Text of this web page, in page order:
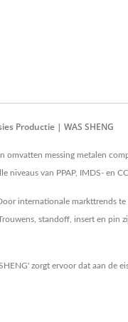
Productie | WAS SHENG
omvatten messing metalen
van PPAP, IMDS- en
internationale markttrends
standoff, insert en pin
zorgt ervoor dat aan de